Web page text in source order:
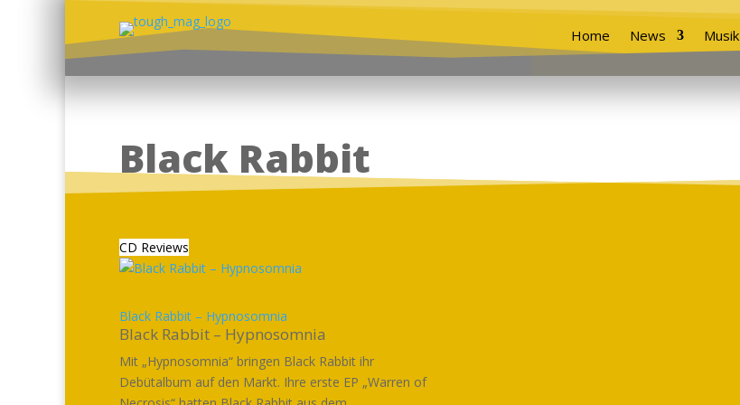
Home News Musik
Black Rabbit
CD Reviews
Black Rabbit – Hypnosomnia
Black Rabbit – Hypnosomnia
Mit „Hypnosomnia“ bringen Black Rabbit ihr
Debütalbum auf den Markt. Ihre erste EP „Warren of